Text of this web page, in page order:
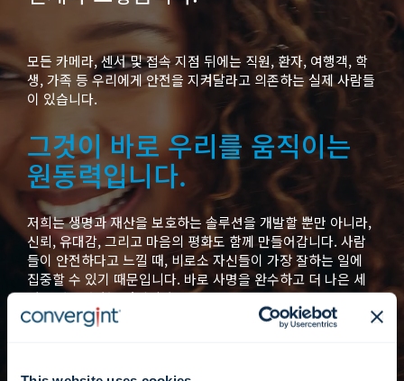
모든 카메라, 센서 및 접속 지점 뒤에는 직원, 환자, 여행객, 학
생, 가족 등 우리에게 안전을 지켜달라고 의존하는 실제 사람들
이 있습니다.
그것이 바로 우리를 움직이는
원동력입니다.
저희는 생명과 재산을 보호하는 솔루션을 개발할 뿐만 아니라,
신뢰, 유대감, 그리고 마음의 평화도 함께 만들어갑니다. 사람
들이 안전하다고 느낄 때, 비로소 자신들이 가장 잘하는 일에
집중할 수 있기 때문입니다. 바로 사명을 완수하고 더 나은 세
상을 만들어가는 것입니다.